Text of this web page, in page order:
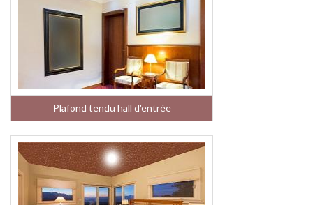
Plafond tendu hall d'entrée